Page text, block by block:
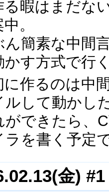
る暇はまだな
。
ん簡素な中間
かす方式で行
に作るのは中
ルして動かし
ができたら、
ラを書く予定
金) #1